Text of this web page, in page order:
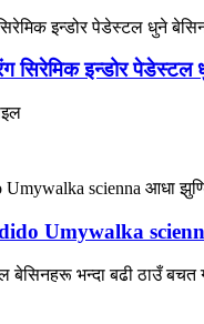
सिरेमिक इन्डोर पेडेस्टल
Umywalka
बेसिनहरू भन्दा बढी ठाउँ बचत